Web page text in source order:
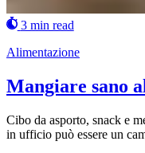
3 min read
Alimentazione
Mangiare sano
Cibo da asporto, snack e
in ufficio può essere un